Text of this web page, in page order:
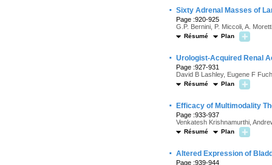
· Sixty Adrenal Masses of
Page :920-925
G.P. Bernini, P. Miccoli, A.
Résumé Plan
· Urologist-Acquired Renal
Page :927-931
David B Lashley, Eugene F
Résumé Plan
· Efficacy of Multimodality
Page :933-937
Venkatesh Krishnamurthi,
Résumé Plan
· Altered Expression of
Page :939-944